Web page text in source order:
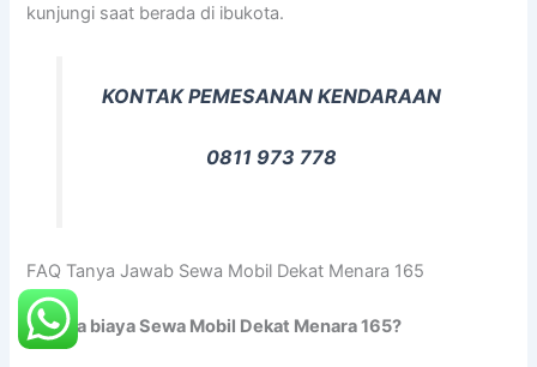
kunjungi saat berada di ibukota.
KONTAK PEMESANAN KENDARAAN
0811 973 778
FAQ Tanya Jawab Sewa Mobil Dekat Menara 165
Berapa biaya Sewa Mobil Dekat Menara 165?